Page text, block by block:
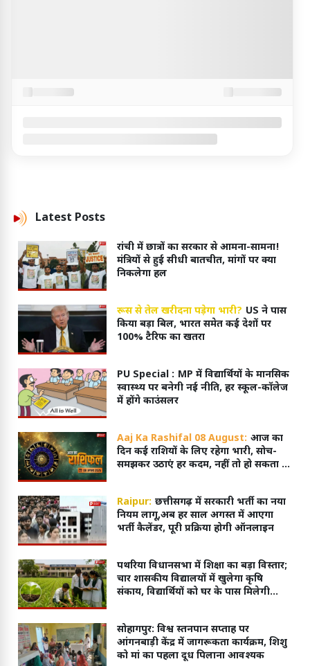
Latest Posts
रांची में छात्रों का सरकार से आमना-सामना!
मंत्रियों से हुई सीधी बातचीत, मांगों पर क्या
निकलेगा हल
रूस से तेल खरीदना पड़ेगा भारी? US ने पास
किया बड़ा बिल, भारत समेत कई देशों पर
100% टैरिफ का खतरा
PU Special : MP में विद्यार्थियों के मानसिक
स्वास्थ्य पर बनेगी नई नीति, हर स्कूल-कॉलेज
में होंगे काउंसलर
Aaj Ka Rashifal 08 August: आज का
दिन कई राशियों के लिए रहेगा भारी, सोच-
समझकर उठाएं हर कदम, नहीं तो हो सकता है
Raipur: छत्तीसगढ़ में सरकारी भर्ती का नया
नियम लागू,अब हर साल अगस्त में आएगा
भर्ती कैलेंडर, पूरी प्रक्रिया होगी ऑनलाइन
पथरिया विधानसभा में शिक्षा का बड़ा विस्तार;
चार शासकीय विद्यालयों में खुलेगा कृषि
संकाय, विद्यार्थियों को घर के पास मिलेगी
सोहागपुर: विश्व स्तनपान सप्ताह पर
आंगनबाड़ी केंद्र में जागरूकता कार्यक्रम, शिशु
को मां का पहला दूध पिलाना आवश्यक